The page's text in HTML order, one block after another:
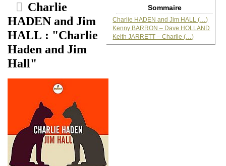
Sommaire
Charlie HADEN and Jim HALL (…)
Kenny BARRON – Dave HOLLAND
Keith JARRETT – Charlie (…)
Charlie
HADEN and Jim
HALL : "Charlie
Haden and Jim
Hall"